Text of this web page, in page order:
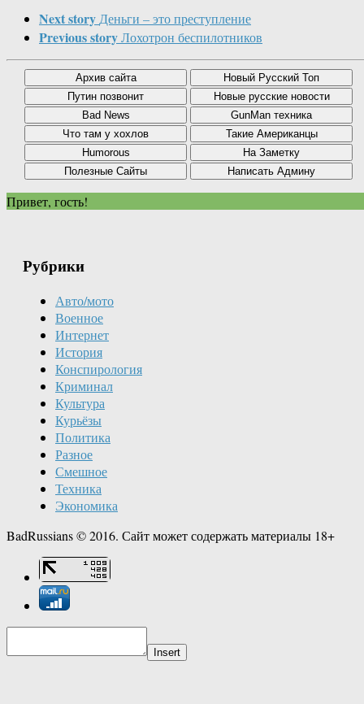
Next storyДеньги – это преступление
Previous storyЛохотрон беспилотников
Привет, гость!
Рубрики
Авто/мото
Военное
Интернет
История
Конспирология
Криминал
Культура
Курьёзы
Политика
Разное
Смешное
Техника
Экономика
BadRussians © 2016. Сайт может содержать материалы 18+
Insert